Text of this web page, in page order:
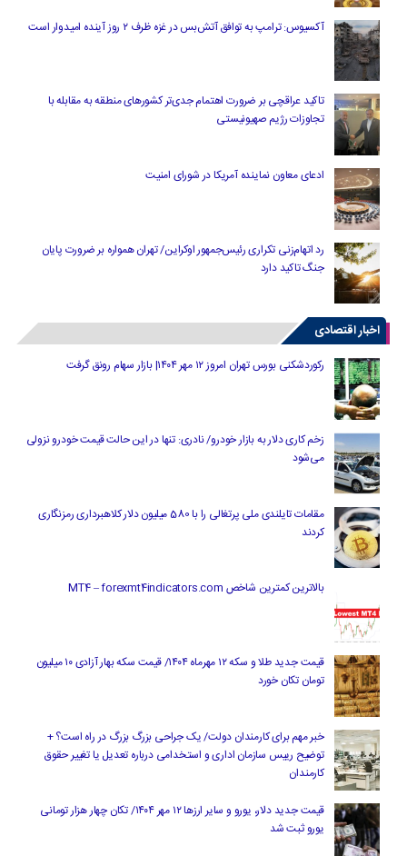
آکسیوس: ترامپ به توافق آتش‌بس در غزه ظرف ۲ روز آینده امیدوار است
تاکید عراقچی بر ضرورت اهتمام جدی‌تر کشورهای منطقه به مقابله با
تجاوزات رژیم صهیونیستی
ادعای معاون نماینده آمریکا در شورای امنیت
رد اتهام‌زنی تکراری رئیس‌جمهور اوکراین/ تهران همواره بر ضرورت پایان
جنگ تاکید دارد
اخبار اقتصادی
رکوردشکنی بورس تهران امروز ۱۲ مهر ۱۴۰۴| بازار سهام رونق گرفت
زخم کاری دلار به بازار خودرو/ نادری: تنها در این حالت قیمت خودرو نزولی
می‌شود
مقامات تایلندی ملی پرتغالی را با 580 میلیون دلار کلاهبرداری رمزنگاری
کردند
بالاترین کمترین شاخص MT4 – forexmt4indicators.com
قیمت جدید طلا و سکه ۱۲ مهرماه ۱۴۰۴/ قیمت سکه بهار آزادی ۱۰ میلیون
تومان تکان خورد
خبر مهم برای کارمندان دولت/ یک جراحی بزرگ بزرگ در راه است؟ +
توضیح رییس سازمان اداری و استخدامی درباره تعدیل یا تغییر حقوق
کارمندان
قیمت جدید دلار، یورو و سایر ارزها ۱۲ مهر ۱۴۰۴/ تکان چهار هزار تومانی
یورو ثبت شد